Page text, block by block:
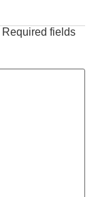
Required fields